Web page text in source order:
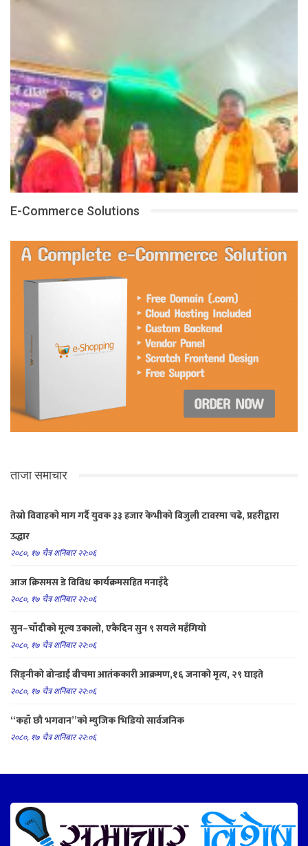
E-Commerce Solutions
ताजा समाचार
तेस्रो विवाहको माग गर्दै युवक ३३ हजार केभीको बिजुली टावरमा चढे, प्रहरीद्वारा
उद्धार
२०८०, १७ चैत्र शनिबार २२:०६
आज क्रिसमस डे विविध कार्यक्रमसहित मनाइँदै
२०८०, १७ चैत्र शनिबार २२:०६
सुन–चाँदीको मूल्य उकालो, एकैदिन सुन ९ सयले महँगियो
२०८०, १७ चैत्र शनिबार २२:०६
सिड्नीको बोन्डाई बीचमा आतंककारी आक्रमण,१६ जनाको मृत्य, २९ घाइते
२०८०, १७ चैत्र शनिबार २२:०६
“कहाँ छौ भगवान”को म्युजिक भिडियो सार्वजनिक
२०८०, १७ चैत्र शनिबार २२:०६